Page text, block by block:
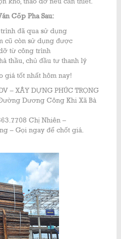
Cốp Pha Sau:
đã qua sử dụng
cũ còn sử dụng được
từ công trình
thầu, chủ đầu tư thanh lý
giá tốt nhất hôm nay!
– XÂY DỰNG PHÚC TRỌNG
Dương Công Khi Xã Bà
Chị Nhiên –
– Gọi ngay để chốt giá.